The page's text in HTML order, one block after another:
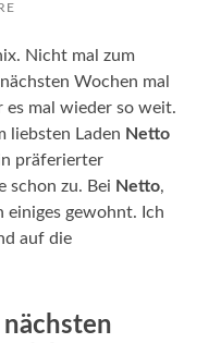
Nicht mal zum
Wochen mal
es mal wieder so weit.
liebsten Laden Netto
präferierter
schon zu. Bei Netto,
einiges gewohnt. Ich
auf die